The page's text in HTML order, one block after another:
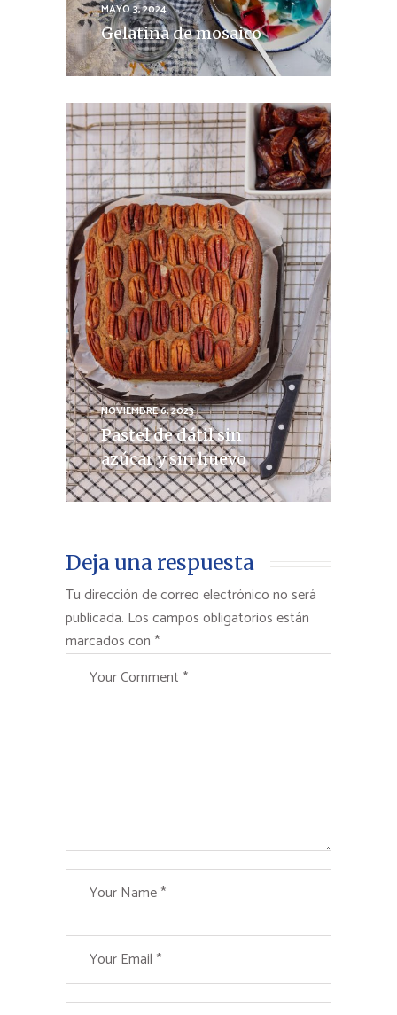
MAYO 3, 2024
Gelatina de mosaico
NOVIEMBRE 6, 2023
Pastel de dátil sin
azúcar y sin huevo
Deja una respuesta
Tu dirección de correo electrónico no será
publicada. Los campos obligatorios están
marcados con *